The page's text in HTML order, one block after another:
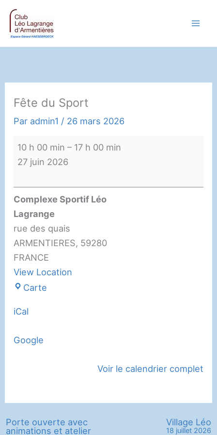
Aller
contenu
Fête du Sport
Par admin1 / 26 mars 2026
Fête
du
10 h 00 min – 17 h 00 min
27 juin 2026
Complexe Sportif Léo
Lagrange
rue des quais
ARMENTIERES, 59280
FRANCE
View Location
Carte
iCal
Google
Voir le calendrier complet
Porte ouverte avec
animations et atelier
Village Léo
18 juillet 2026